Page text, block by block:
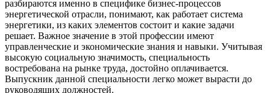
разбираются именно в специфике бизнес-процессов
энергетической отрасли, понимают, как работает система
энергетики, из каких элементов состоит и какие задачи
решает. Важное значение в этой профессии имеют
управленческие и экономические знания и навыки. Учитывая
высокую социальную значимость, специальность
востребована на рынке труда, достойно оплачивается.
Выпускник данной специальности легко может вырасти до
руководящих должностей.